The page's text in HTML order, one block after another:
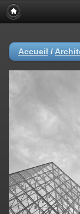
Accueil /